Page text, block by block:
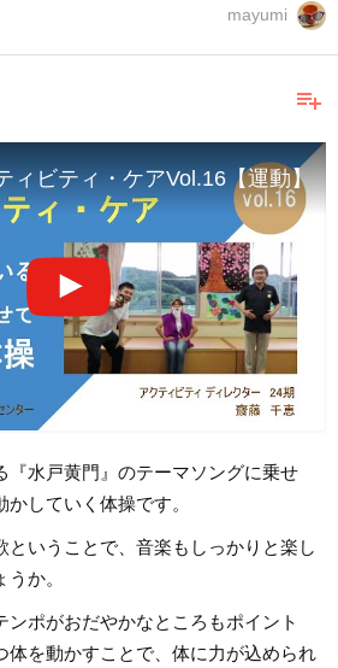
mayumi
playlist_add
ィビティ・ケアVol.16【運動】
『水戸黄門』のテーマソングに乗せ
していく体操です。
ということで、音楽もしっかりと楽し
か。
ンポがおだやかなところもポイント
体を動かすことで、体に力が込められ